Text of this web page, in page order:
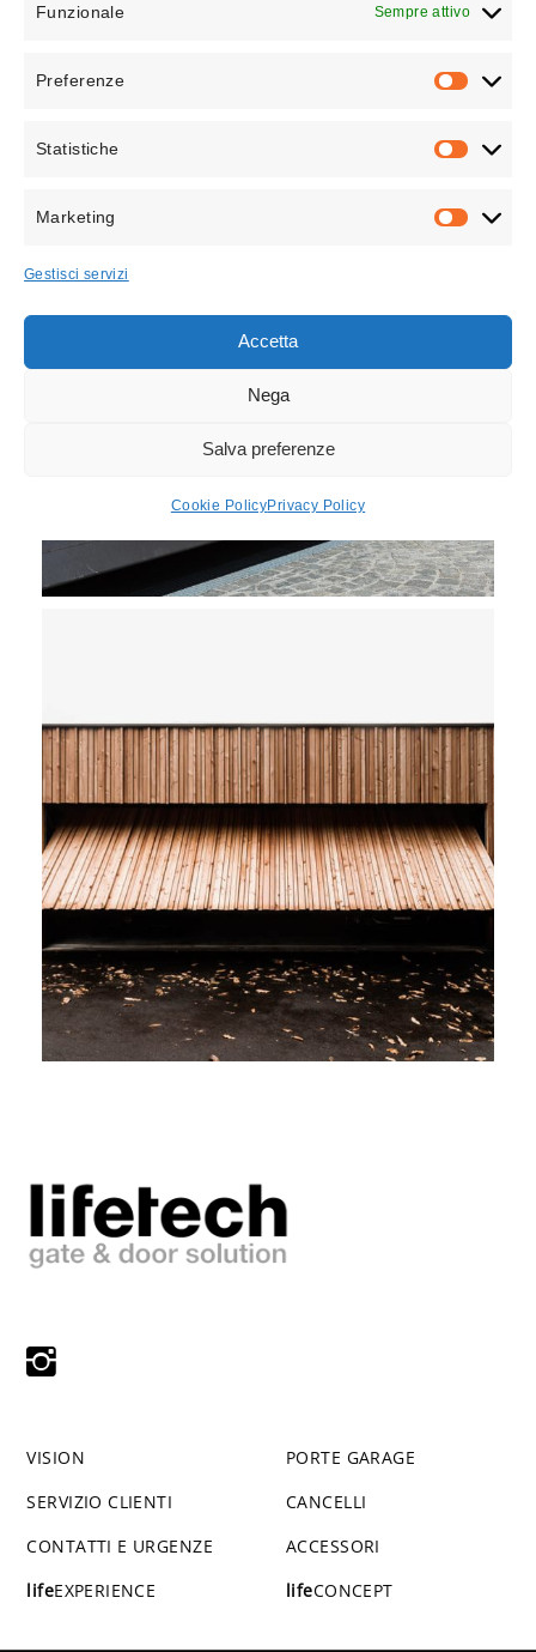
Funzionale Sempre attivo
Preferenze
Statistiche
Marketing
Gestisci servizi
Accetta
Nega
Salva preferenze
Cookie PolicyPrivacy Policy
PROJECT 6896
Porte garage basculanti
SILVA
Porte garage basculanti
VISION
SERVIZIO CLIENTI
CONTATTI E URGENZE
lifeEXPERIENCE
PORTE GARAGE
CANCELLI
ACCESSORI
lifeCONCEPT